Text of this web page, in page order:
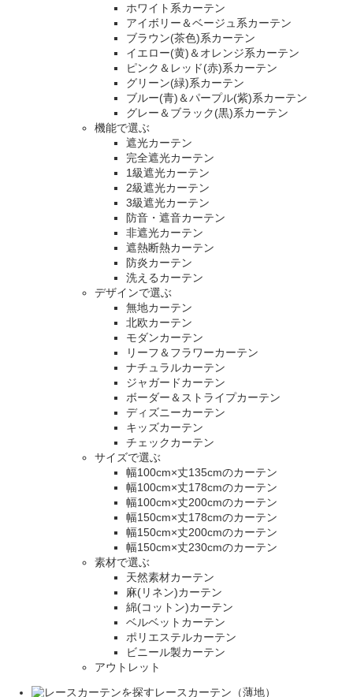
ホワイト系カーテン
アイボリー＆ベージュ系カーテン
ブラウン(茶色)系カーテン
イエロー(黄)＆オレンジ系カーテン
ピンク＆レッド(赤)系カーテン
グリーン(緑)系カーテン
ブルー(青)＆パープル(紫)系カーテン
グレー＆ブラック(黒)系カーテン
機能で選ぶ
遮光カーテン
完全遮光カーテン
1級遮光カーテン
2級遮光カーテン
3級遮光カーテン
防音・遮音カーテン
非遮光カーテン
遮熱断熱カーテン
防炎カーテン
洗えるカーテン
デザインで選ぶ
無地カーテン
北欧カーテン
モダンカーテン
リーフ＆フラワーカーテン
ナチュラルカーテン
ジャガードカーテン
ボーダー＆ストライプカーテン
ディズニーカーテン
キッズカーテン
チェックカーテン
サイズで選ぶ
幅100cm×丈135cmのカーテン
幅100cm×丈178cmのカーテン
幅100cm×丈200cmのカーテン
幅150cm×丈178cmのカーテン
幅150cm×丈200cmのカーテン
幅150cm×丈230cmのカーテン
素材で選ぶ
天然素材カーテン
麻(リネン)カーテン
綿(コットン)カーテン
ベルベットカーテン
ポリエステルカーテン
ビニール製カーテン
アウトレット
レースカーテン（薄地）